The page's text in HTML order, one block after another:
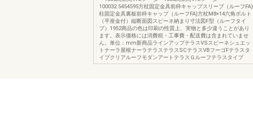
100032.5454595方杖固定金具前枠キャップスリーブ（ルーフFA)
柱固定金具裏板前枠キャップ（ルーフFA)方杖M8×14六角ボルト
（平座金付）縦断面図スピーネ納まり寸法図F型（ルーフタイ
プ）1952商品の色は印刷の性質上、実物と多少違うことがあり
ます。表示価格には消費税・工事費・配送費は含まれていませ
ん。単位：mm新商品ラインアップテラスVSスピーネシュエッ
トナーラ屋根ナーラテラステラスSCテラスVBフーゴFテラスタ
イプクリアルーフモダンアートテラスＧルーフテラスタイプ